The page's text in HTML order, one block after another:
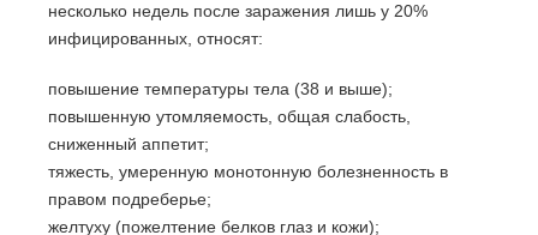
несколько недель после заражения лишь у 20%
инфицированных, относят:
повышение температуры тела (38 и выше);
повышенную утомляемость, общая слабость,
сниженный аппетит;
тяжесть, умеренную монотонную болезненность в
правом подреберье;
желтуху (пожелтение белков глаз и кожи);